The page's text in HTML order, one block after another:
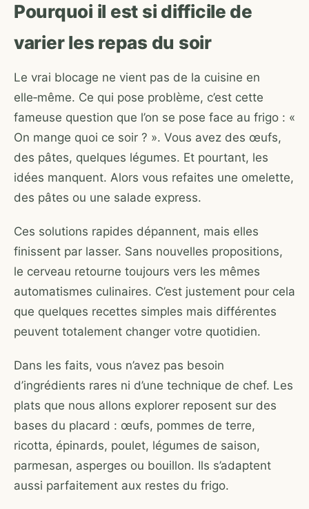
Pourquoi il est si difficile de
varier les repas du soir
Le vrai blocage ne vient pas de la cuisine en
elle‑même. Ce qui pose problème, c’est cette
fameuse question que l’on se pose face au frigo : «
On mange quoi ce soir ? ». Vous avez des œufs,
des pâtes, quelques légumes. Et pourtant, les
idées manquent. Alors vous refaites une omelette,
des pâtes ou une salade express.
Ces solutions rapides dépannent, mais elles
finissent par lasser. Sans nouvelles propositions,
le cerveau retourne toujours vers les mêmes
automatismes culinaires. C’est justement pour cela
que quelques recettes simples mais différentes
peuvent totalement changer votre quotidien.
Dans les faits, vous n’avez pas besoin
d’ingrédients rares ni d’une technique de chef. Les
plats que nous allons explorer reposent sur des
bases du placard : œufs, pommes de terre,
ricotta, épinards, poulet, légumes de saison,
parmesan, asperges ou bouillon. Ils s’adaptent
aussi parfaitement aux restes du frigo.